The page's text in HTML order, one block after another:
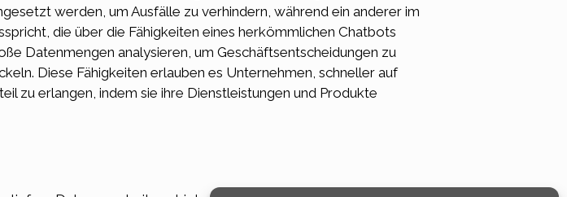
werden, um Ausfälle zu verhindern, während ein anderer im
die über die Fähigkeiten eines herkömmlichen Chatbots
Datenmengen analysieren, um Geschäftsentscheidungen zu
Diese Fähigkeiten erlauben es Unternehmen, schneller auf
zu erlangen, indem sie ihre Dienstleistungen und Produkte